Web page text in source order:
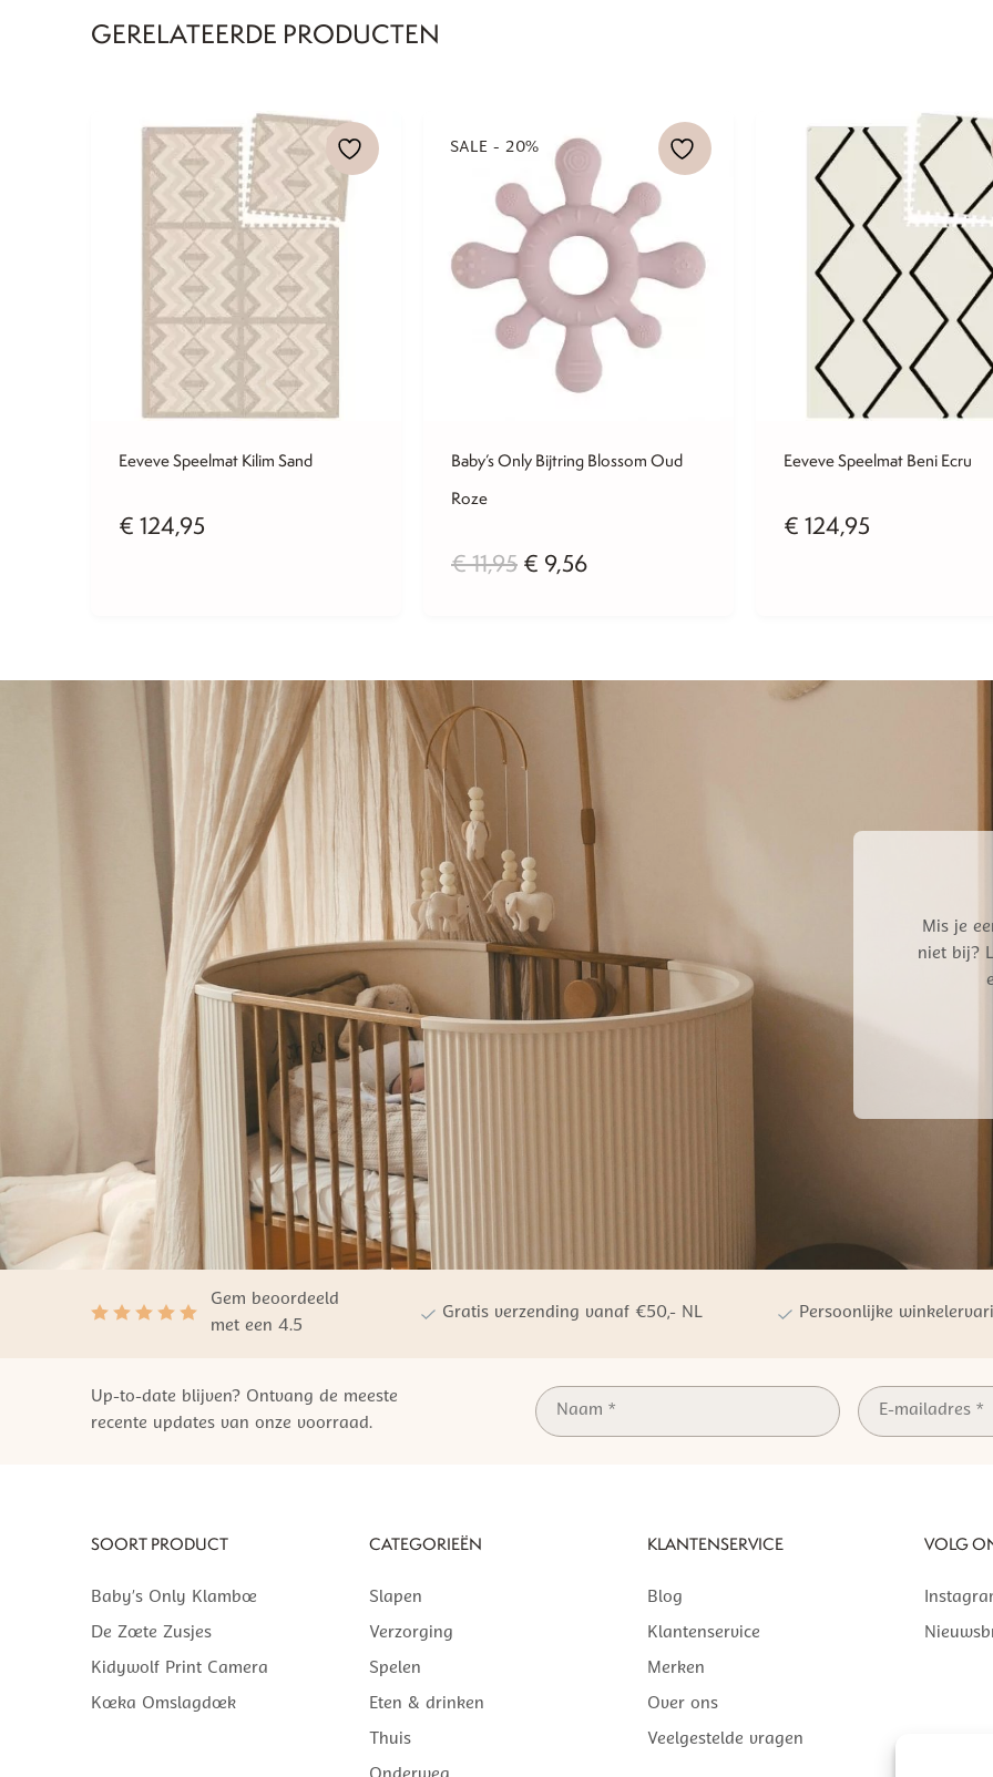
GERELATEERDE PRODUCTEN
Eeveve Speelmat Kilim Sand
€ 124,95
SALE - 20%
Baby’s Only Bijtring Blossom Oud
Roze
€11,95 Oorspronkelijke
€ 11,95.
€ 9,56Huidige
Eeveve Speelmat Beni Ecru
€ 124,95
Mis je
niet bij?
Gem beoordeeld
met een 4.5
Gratis verzending vanaf €50,- NL Persoonlijke
Up-to-date blijven? Ontvang de meeste
recente updates van onze voorraad.
SOORT PRODUCT
Baby’s Only Klamboe
De Zoete Zusjes
Kidywolf Print Camera
Koeka Omslagdoek
CATEGORIEËN
Slapen
Verzorging
Spelen
Eten & drinken
Thuis
KLANTENSERVICE
Blog
Klantenservice
Merken
Over ons
Veelgestelde vragen
VOLG